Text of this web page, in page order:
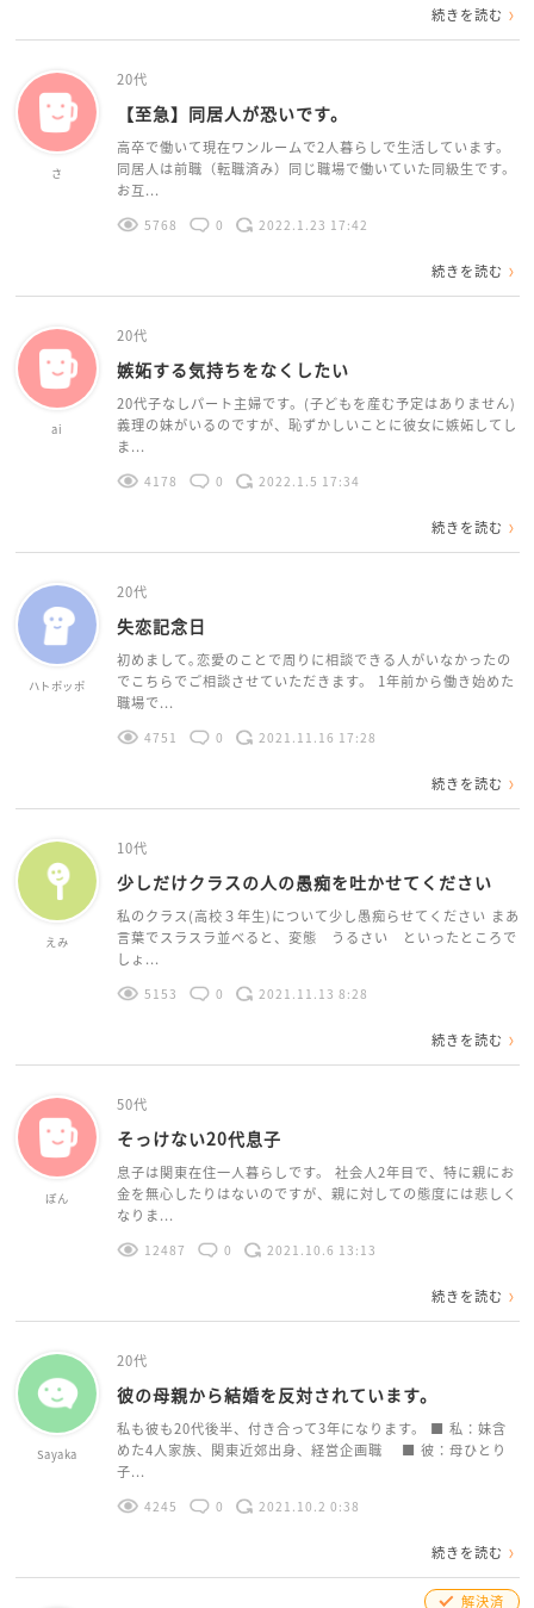
続きを読む
さ
20代
【至急】同居人が恐いです。
高卒で働いて現在ワンルームで2人暮らしで生活しています。
同居人は前職（転職済み）同じ職場で働いていた同級生です。
お互...
5768 0 2022.1.23 17:42
続きを読む
ai
20代
嫉妬する気持ちをなくしたい
20代子なしパート主婦です。(子どもを産む予定はありません)
義理の妹がいるのですが、恥ずかしいことに彼女に嫉妬してし
ま...
4178 0 2022.1.5 17:34
続きを読む
ハトポッポ
20代
失恋記念日
初めまして｡恋愛のことで周りに相談できる人がいなかったの
でこちらでご相談させていただきます。 1年前から働き始めた
職場で...
4751 0 2021.11.16 17:28
続きを読む
えみ
10代
少しだけクラスの人の愚痴を吐かせてください
私のクラス(高校３年生)について少し愚痴らせてください まあ
言葉でスラスラ並べると、変態 うるさい といったところで
しょ...
5153 0 2021.11.13 8:28
続きを読む
ぽん
50代
そっけない20代息子
息子は関東在住一人暮らしです。 社会人2年目で、特に親にお
金を無心したりはないのですが、親に対しての態度には悲しく
なりま...
12487 0 2021.10.6 13:13
続きを読む
Sayaka
20代
彼の母親から結婚を反対されています。
私も彼も20代後半、付き合って3年になります。 ■ 私：妹含
めた4人家族、関東近郊出身、経営企画職 ■ 彼：母ひとり
子...
4245 0 2021.10.2 0:38
続きを読む
解決済